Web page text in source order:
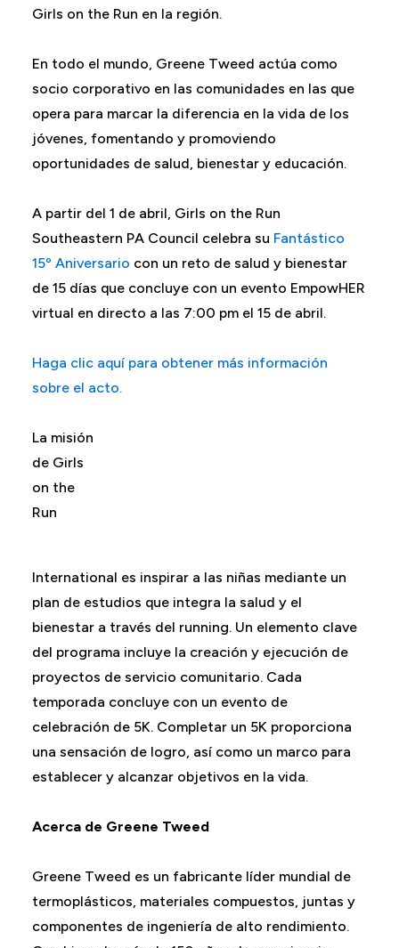
Girls on the Run en la región.
En todo el mundo, Greene Tweed actúa como
socio corporativo en las comunidades en las que
opera para marcar la diferencia en la vida de los
jóvenes, fomentando y promoviendo
oportunidades de salud, bienestar y educación.
A partir del 1 de abril, Girls on the Run
Southeastern PA Council celebra su Fantástico
15º Aniversario con un reto de salud y bienestar
de 15 días que concluye con un evento EmpowHER
virtual en directo a las 7:00 pm el 15 de abril.
Haga clic aquí para obtener más información
sobre el acto.
La misión
de Girls
on the
Run
International es inspirar a las niñas mediante un
plan de estudios que integra la salud y el
bienestar a través del running. Un elemento clave
del programa incluye la creación y ejecución de
proyectos de servicio comunitario. Cada
temporada concluye con un evento de
celebración de 5K. Completar un 5K proporciona
una sensación de logro, así como un marco para
establecer y alcanzar objetivos en la vida.
Acerca de Greene Tweed
Greene Tweed es un fabricante líder mundial de
termoplásticos, materiales compuestos, juntas y
componentes de ingeniería de alto rendimiento.